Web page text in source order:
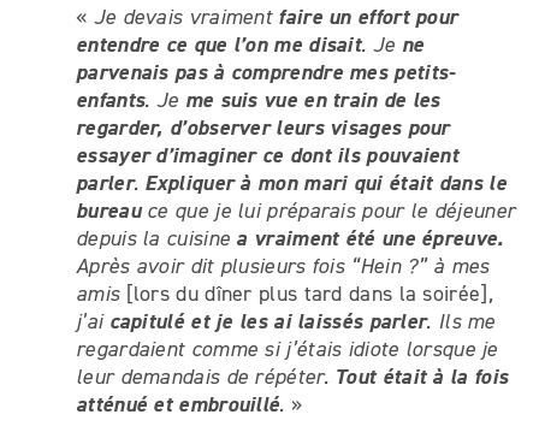
« Je devais vraiment faire un effort pour
entendre ce que l’on me disait. Je ne
parvenais pas à comprendre mes petits-
enfants. Je me suis vue en train de les
regarder, d’observer leurs visages pour
essayer d’imaginer ce dont ils pouvaient
parler. Expliquer à mon mari qui était dans le
bureauce que je lui préparais pour le déjeuner
depuis la cuisine a vraiment été une épreuve.
Après avoir dit plusieurs fois “Hein ?” à mes
amis [lors du dîner plus tard dans la soirée],
j’ai capitulé et je les ai laissés parler. Ils me
regardaient comme si j’étais idiote lorsque je
leur demandais de répéter. Tout était à la fois
atténué et embrouillé. »